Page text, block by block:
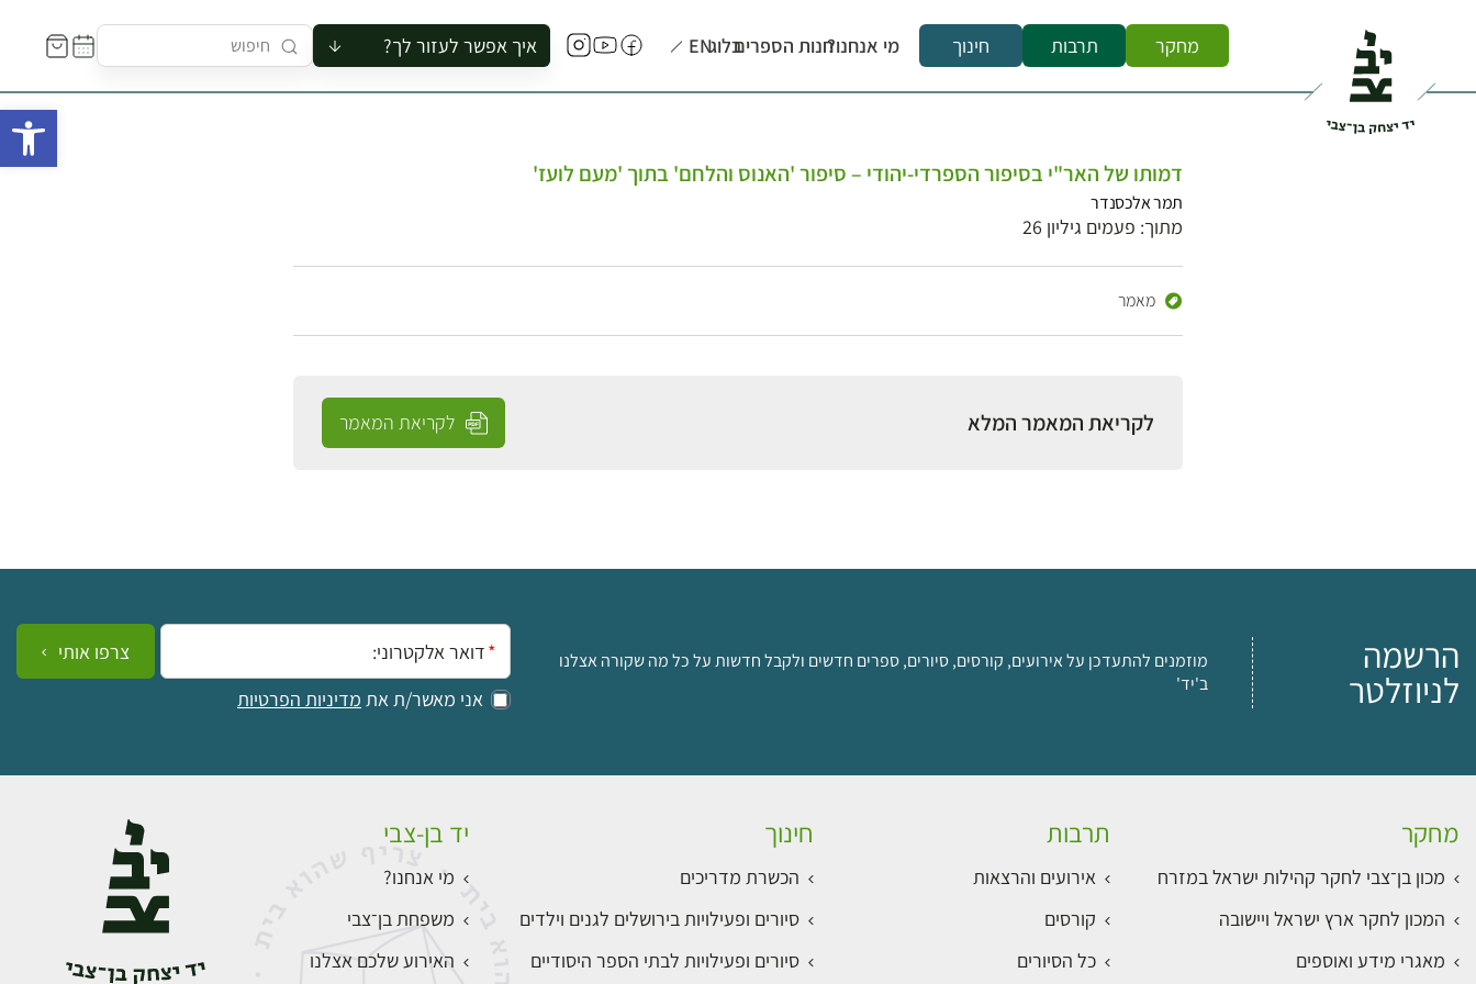
מחקר תרבות חינוך מי אנחנו?חנות הספריםבלוגEN איך אפשר לעזור לך?
להזמין סיור לקבוצה
דמותו של האר"י בסיפור הספרדי-יהודי – סיפור 'האנוס והלחם' בתוך 'מעם לועז'
תמר אלכסנדר
מתוך: פעמים גיליון 26
מאמר
לקריאת המאמר המלא לקריאת המאמר
הרשמה
לניוזלטר
מוזמנים להתעדכן על אירועים, קורסים, סיורים, ספרים חדשים ולקבל חדשות על כל מה שקורה אצלנו
ב'יד'
אימייל:
אני מאשר/ת את מדיניות הפרטיות
צרפו אותי
מחקר
מכון בן־צבי לחקר קהילות ישראל במזרח
המכון לחקר ארץ ישראל ויישובה
מאגרי מידע ואוספים
תרבות
אירועים והרצאות
קורסים
כל הסיורים
חינוך
הכשרת מדריכים
סיורים ופעילויות בירושלים לגנים וילדים
סיורים ופעילויות לבתי הספר היסודיים
יד בן-צבי
מי אנחנו?
משפחת בן־צבי
האירוע שלכם אצלנו